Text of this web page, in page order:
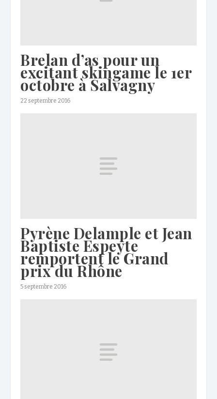
Brelan d’as pour un
excitant skingame le 1er
octobre à Salvagny
22 septembre 2016
Pyrène Delample et Jean
Baptiste Espeyte
remportent le Grand
prix du Rhône
5 septembre 2016